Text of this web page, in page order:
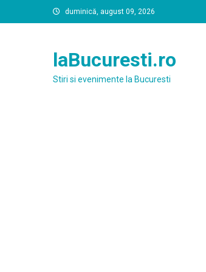
to
duminică, august 09, 2026
laBucuresti.ro
Stiri si evenimente la Bucuresti